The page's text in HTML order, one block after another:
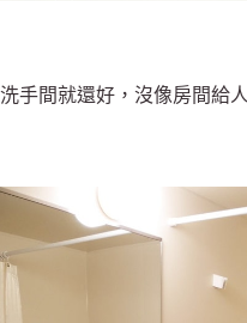
洗手間就還好，沒像房間給